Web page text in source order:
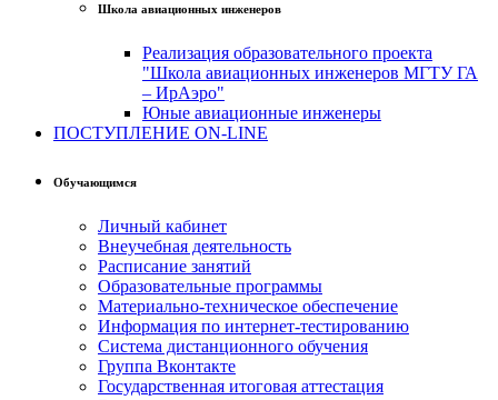
Школа авиационных инженеров
Реализация образовательного проекта
"Школа авиационных инженеров МГТУ ГА
– ИрАэро"
Юные авиационные инженеры
ПОСТУПЛЕНИЕ ON-LINE
Обучающимся
Личный кабинет
Внеучебная деятельность
Расписание занятий
Образовательные программы
Материально-техническое обеспечение
Информация по интернет-тестированию
Система дистанционного обучения
Группа Вконтакте
Государственная итоговая аттестация